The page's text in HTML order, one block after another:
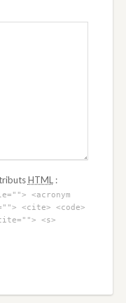
HTML :
<acronym
<cite> <code>
<s>